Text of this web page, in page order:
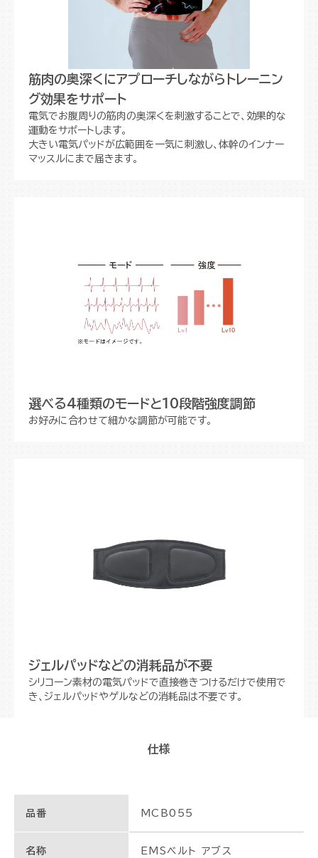
筋肉の奥深くにアプローチしながらトレーニン
グ効果をサポート
電気でお腹周りの筋肉の奥深くを刺激することで、効果的な
運動をサポートします。
大きい電気パッドが広範囲を一気に刺激し、体幹のインナー
マッスルにまで届きます。
選べる4種類のモードと10段階強度調節
お好みに合わせて細かな調節が可能です。
ジェルパッドなどの消耗品が不要
シリコーン素材の電気パッドで直接巻きつけるだけで使用で
き、ジェルパッドやゲルなどの消耗品は不要です。
仕様
品番 MCB055
名称 EMSベルト アブス